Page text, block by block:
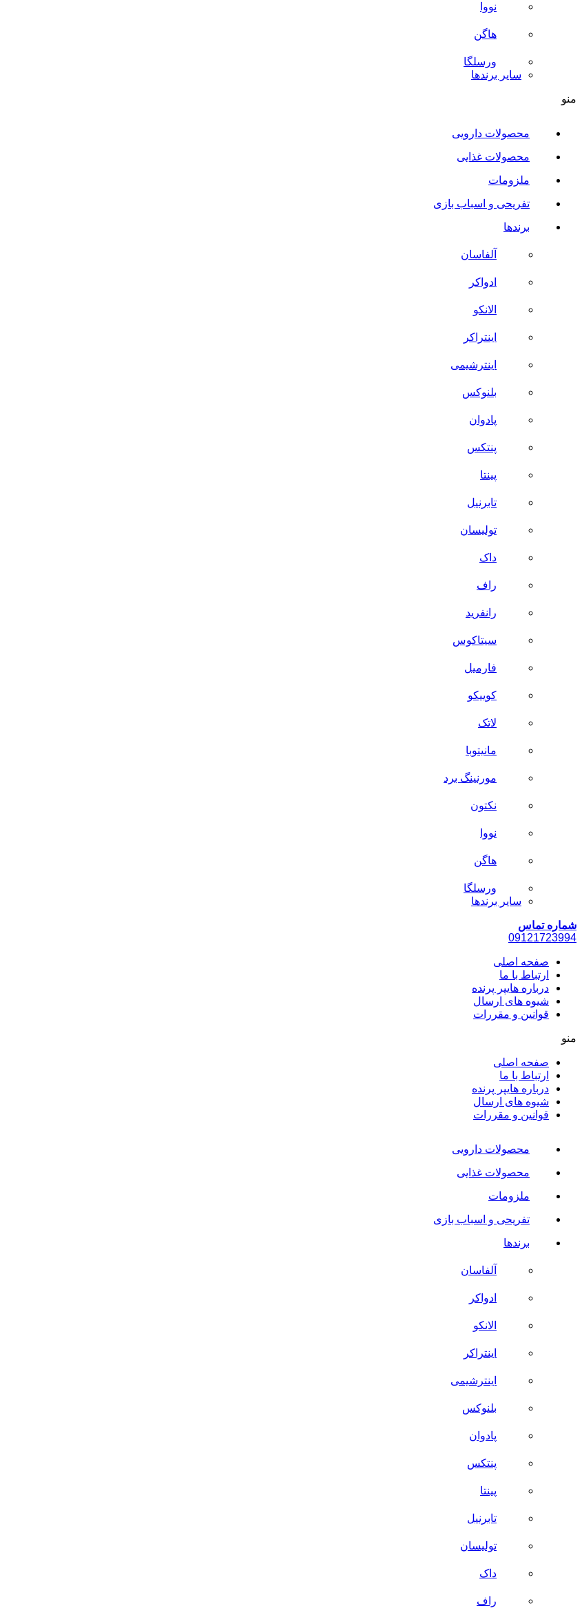
نووا
هاگن
ورسلگا
سایر برند‌ها
منو
محصولات دارویی
محصولات غذایی
ملزومات
تفریحی و اسباب بازی
برندها
آلفاسان
ادواکر
الانکو
اینتراکر
اینترشیمی
بلنوکس
پادوان
پنتکس
پینتا
تابرنیل
تولیسان
داک
راف
رانفرید
سیتاکوس
فارمیل
کوییکو
لاتک
مانیتوبا
مورنینگ برد
نکتون
نووا
هاگن
ورسلگا
سایر برند‌ها
شماره تماس
09121723994
صفحه اصلی
ارتباط با ما
درباره هایپر پرنده
شیوه های ارسال
قوانین و مقررات
منو
صفحه اصلی
ارتباط با ما
درباره هایپر پرنده
شیوه های ارسال
قوانین و مقررات
محصولات دارویی
محصولات غذایی
ملزومات
تفریحی و اسباب بازی
برندها
آلفاسان
ادواکر
الانکو
اینتراکر
اینترشیمی
بلنوکس
پادوان
پنتکس
پینتا
تابرنیل
تولیسان
داک
راف